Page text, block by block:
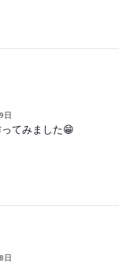
日
てみました😁
日